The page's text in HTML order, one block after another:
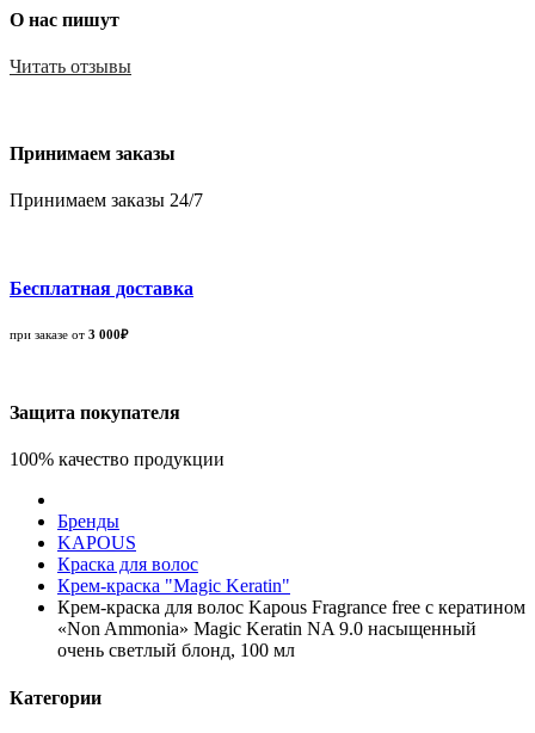
О нас пишут
Читать отзывы
Принимаем заказы
Принимаем заказы 24/7
Бесплатная доставка
при заказе от 3 000₽
Защита покупателя
100% качество продукции
Бренды
KAPOUS
Краска для волос
Крем-краска "Magic Keratin"
Крем-краска для волос Kapous Fragrance free с кератином
«Non Ammonia» Magic Keratin NA 9.0 насыщенный
очень светлый блонд, 100 мл
Категории